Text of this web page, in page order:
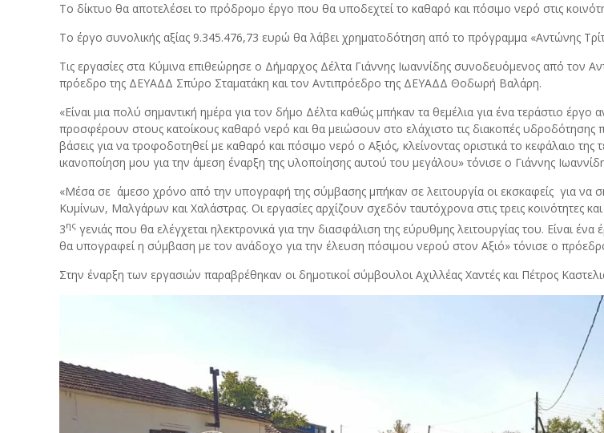
Το δίκτυο θα αποτελέσει το πρόδρομο έργο που θα υποδεχτεί το καθαρό και πόσιμο νερό στις
Το έργο συνολικής αξίας 9.345.476,73 ευρώ θα λάβει χρηματοδότηση από το πρόγραμμα «Αντώνης
Τις εργασίες στα Κύμινα επιθεώρησε ο Δήμαρχος Δέλτα Γιάννης Ιωαννίδης συνοδευόμενος από τον
πρόεδρο της ΔΕΥΑΔΔ Σπύρο Σταματάκη και τον Αντιπρόεδρο της ΔΕΥΑΔΔ Θοδωρή Βαλάρη.
«Είναι μια πολύ σημαντική ημέρα για τον δήμο Δέλτα καθώς μπήκαν τα θεμέλια για ένα τεράστιο
προσφέρουν στους κατοίκους καθαρό νερό και θα μειώσουν στο ελάχιστο τις διακοπές
βάσεις για να τροφοδοτηθεί με καθαρό και πόσιμο νερό ο Αξιός, κλείνοντας οριστικά το κεφάλαιο
ικανοποίηση μου για την άμεση έναρξη της υλοποίησης αυτού του μεγάλου» τόνισε ο Γιάννης
«Μέσα σε άμεσο χρόνο από την υπογραφή της σύμβασης μπήκαν σε λειτουργία οι εκσκαφείς για να
Κυμίνων, Μαλγάρων και Χαλάστρας. Οι εργασίες αρχίζουν σχεδόν ταυτόχρονα στις τρεις
3ης γενιάς που θα ελέγχεται ηλεκτρονικά για την διασφάλιση της εύρυθμης λειτουργίας του. Είναι
θα υπογραφεί η σύμβαση με τον ανάδοχο για την έλευση πόσιμου νερού στον Αξιό» τόνισε ο
Στην έναρξη των εργασιών παραβρέθηκαν οι δημοτικοί σύμβουλοι Αχιλλέας Χαντές και Πέτρος